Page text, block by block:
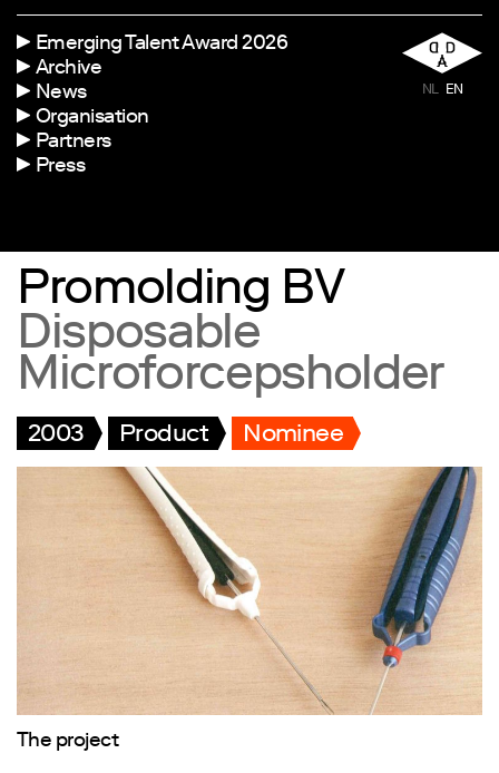
Emerging Talent Award 2026
Archive
News
Organisation
Partners
Press
NL EN
Promolding BV
Disposable
Microforcepsholder
2003 Product Nominee
The project